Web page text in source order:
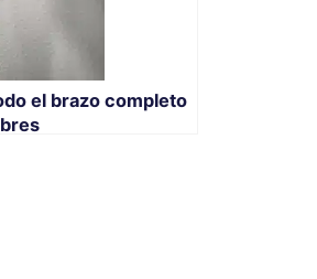
el brazo completo